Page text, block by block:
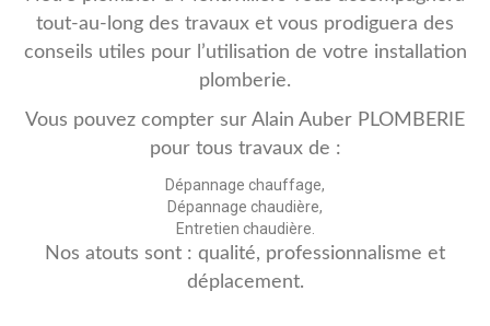
tout-au-long des travaux et vous prodiguera des
conseils utiles pour l’utilisation de votre installation
plomberie.
Vous pouvez compter sur Alain Auber PLOMBERIE
pour tous travaux de :
Dépannage chauffage,
Dépannage chaudière,
Entretien chaudière.
Nos atouts sont : qualité, professionnalisme et
déplacement.